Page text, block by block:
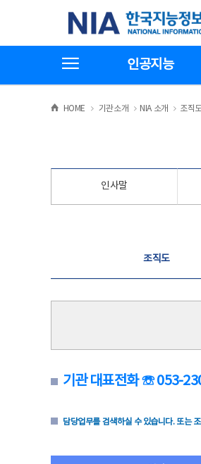
기
한국지능정보사회진흥원
인공지능
HOME >
기관소개 >NIA 소개 >
조직
인사말
조직도
기관 대표전화 ☏ 053-
담당업무를 검색하실 수 있습니다. 또는